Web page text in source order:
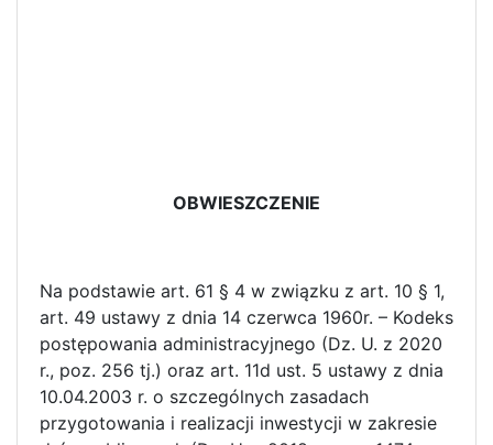
OBWIESZCZENIE
Na podstawie art. 61 § 4 w związku z art. 10 § 1,
art. 49 ustawy z dnia 14 czerwca 1960r. – Kodeks
postępowania administracyjnego (Dz. U. z 2020
r., poz. 256 tj.) oraz art. 11d ust. 5 ustawy z dnia
10.04.2003 r. o szczególnych zasadach
przygotowania i realizacji inwestycji w zakresie